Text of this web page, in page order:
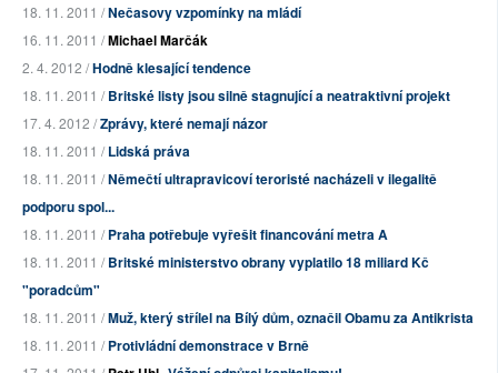
18. 11. 2011 /Nečasovy vzpomínky na mládí
16. 11. 2011 /Michael Marčák
2. 4. 2012 /Hodně klesající tendence
18. 11. 2011 /Britské listy jsou silně stagnující a neatraktivní projekt
17. 4. 2012 /Zprávy, které nemají názor
18. 11. 2011 /Lidská práva
18. 11. 2011 /Němečtí ultrapravicoví teroristé nacházeli v ilegalitě
podporu spol...
18. 11. 2011 /Praha potřebuje vyřešit financování metra A
18. 11. 2011 /Britské ministerstvo obrany vyplatilo 18 miliard Kč
"poradcům"
18. 11. 2011 /Muž, který střílel na Bílý dům, označil Obamu za Antikrista
18. 11. 2011 /Protivládní demonstrace v Brně